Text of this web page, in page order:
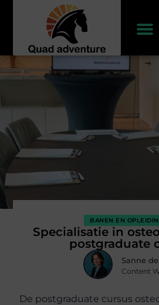
BANEN EN
Specialisatie in
postgraduate
Sanne
Content
De postgraduate cursus